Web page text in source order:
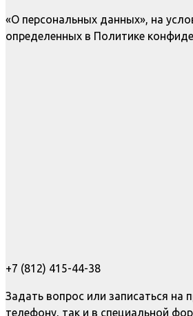
«О персональных данных», на
определенных в Политике
+7 (812) 415-44-38
Задать вопрос или записаться на
телефону, так и в специальной